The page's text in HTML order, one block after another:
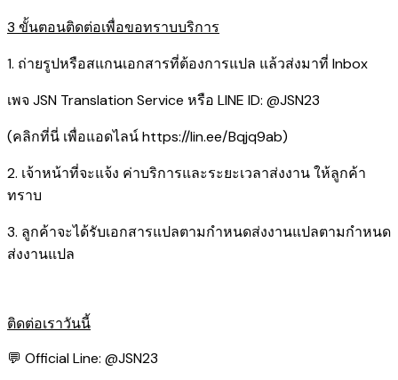
3 ขั้นตอนติดต่อเพื่อขอทราบบริการ
1. ถ่ายรูปหรือสแกนเอกสารที่ต้องการแปล แล้วส่งมาที่ Inbox
เพจ JSN Translation Service หรือ LINE ID: @JSN23
(คลิกที่นี่ เพื่อแอดไลน์https://lin.ee/Bqjq9ab)
2. เจ้าหน้าที่จะแจ้ง ค่าบริการและระยะเวลาส่งงาน ให้ลูกค้า
ทราบ
3. ลูกค้าจะได้รับเอกสารแปลตามกำหนดส่งงานแปลตามกำหนด
ส่งงานแปล
ติดต่อเราวันนี้
💬 Official Line: @JSN23